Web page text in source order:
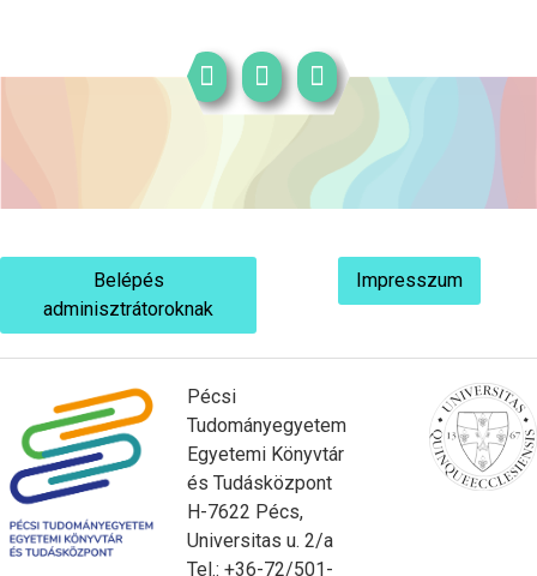
Belépés
adminisztrátoroknak
Impresszum
Pécsi
Tudományegyetem
Egyetemi Könyvtár
és Tudásközpont
H-7622 Pécs,
Universitas u. 2/a
Tel.: +36-72/501-